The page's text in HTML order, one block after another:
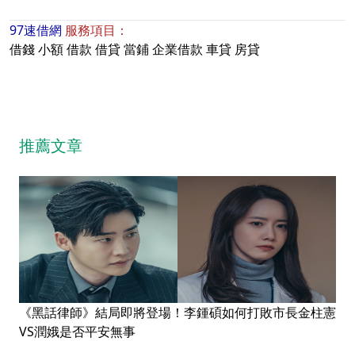
97速借網 服務項目：
借錢小額借款 借貸當鋪企業借款 車貸 房貸
推薦文章
《黑話律師》結局即將登場！李鍾碩如何打敗市長金柱憲
VS潤娥是否平安無事